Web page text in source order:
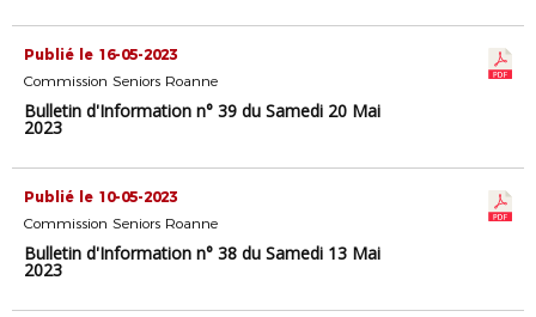
Publié le 16-05-2023
Commission Seniors Roanne
Bulletin d'Information n° 39 du Samedi 20 Mai
2023
Publié le 10-05-2023
Commission Seniors Roanne
Bulletin d'Information n° 38 du Samedi 13 Mai
2023